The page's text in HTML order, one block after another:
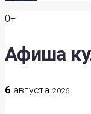
0+
Афиша
6 августа 2026